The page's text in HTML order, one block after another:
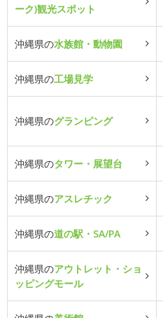
ーク)観光スポット
沖縄県の水族館・動物園
沖縄県の工場見学
沖縄県のグランピング
沖縄県のタワー・展望台
沖縄県のアスレチック
沖縄県の道の駅・SA/PA
沖縄県のアウトレット・ショ
ッピングモール